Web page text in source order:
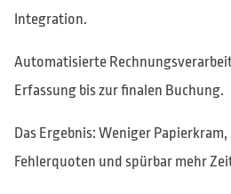
Integration.
Automatisierte
Erfassung bis zur finalen Buchung.
Das Ergebnis: Weniger
Fehlerquoten und spürbar mehr